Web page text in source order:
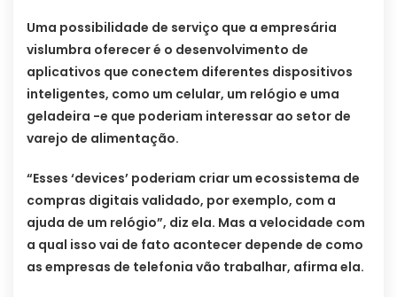
Uma possibilidade de serviço que a empresária
vislumbra oferecer é o desenvolvimento de
aplicativos que conectem diferentes dispositivos
inteligentes, como um celular, um relógio e uma
geladeira -e que poderiam interessar ao setor de
varejo de alimentação.
“Esses ‘devices’ poderiam criar um ecossistema de
compras digitais validado, por exemplo, com a
ajuda de um relógio”, diz ela. Mas a velocidade com
a qual isso vai de fato acontecer depende de como
as empresas de telefonia vão trabalhar, afirma ela.